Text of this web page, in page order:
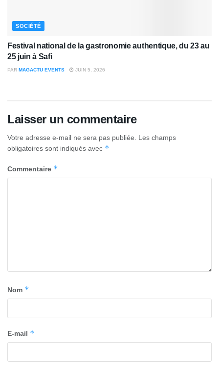
SOCIÉTÉ
Festival national de la gastronomie authentique, du 23 au
25 juin à Safi
PAR MAGACTU EVENTS JUIN 5, 2026
Laisser un commentaire
Votre adresse e-mail ne sera pas publiée.
Les champs
obligatoires sont indiqués avec *
Commentaire *
Nom *
E-mail *